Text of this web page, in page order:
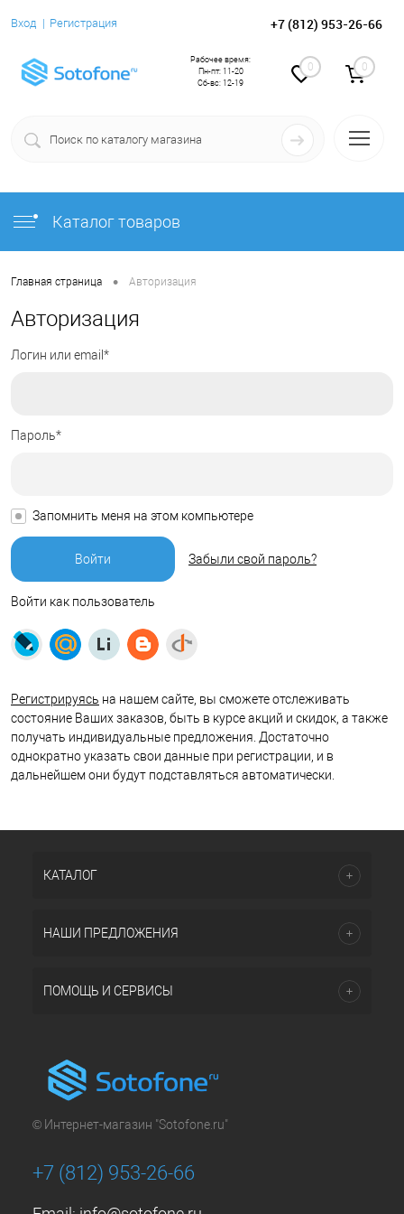
Вход Регистрация +7 (812) 953-26-66
0 0
Рабочее время:
Пн-пт: 11-20
Сб-вс: 12-19
Каталог товаров
Главная страница • Авторизация
Авторизация
Логин или email*
Пароль*
Запомнить меня на этом компьютере
Забыли свой пароль?
Войти как пользователь
Регистрируясь на нашем сайте, вы сможете отслеживать
состояние Ваших заказов, быть в курсе акций и скидок, а также
получать индивидуальные предложения. Достаточно
однократно указать свои данные при регистрации, и в
дальнейшем они будут подставляться автоматически.
КАТАЛОГ
НАШИ ПРЕДЛОЖЕНИЯ
ПОМОЩЬ И СЕРВИСЫ
© Интернет-магазин "Sotofone.ru"
+7 (812) 953-26-66